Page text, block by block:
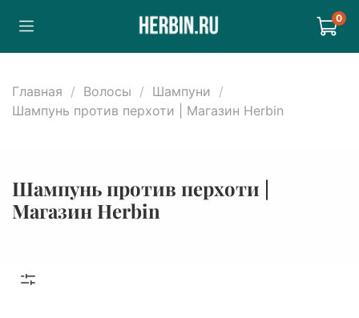
0
Главная Волосы
Шампуни
Шампунь против перхоти | Магазин Herbin
Шампунь против перхоти |
Магазин Herbin